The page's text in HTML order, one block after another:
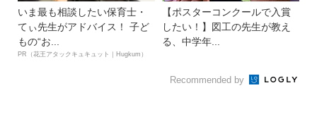
いま最も相談したい保育士・
てぃ先生がアドバイス！ 子ど
もの“お...
PR（花王アタックキュキュット｜Hugkum）
【ポスターコンクールで入賞
したい！】図工の先生が教え
る、中学年...
Recommended by